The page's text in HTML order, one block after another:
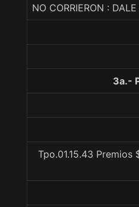
NO CORRIERON :
3a.-
Tpo.01.15.43